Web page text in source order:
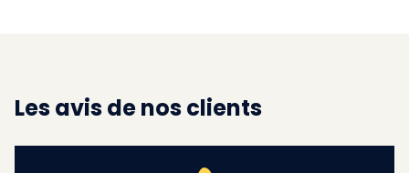
Les avis de nos clients